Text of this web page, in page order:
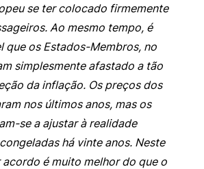
se ter colocado firmemente
Ao mesmo tempo, é
que os Estados-Membros, no
simplesmente afastado a tão
da inflação. Os preços dos
nos últimos anos, mas os
se a ajustar à realidade
há vinte anos. Neste
acordo é muito melhor do que o